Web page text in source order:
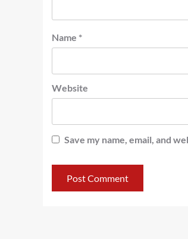
Name *
Website
Save my name, email, and